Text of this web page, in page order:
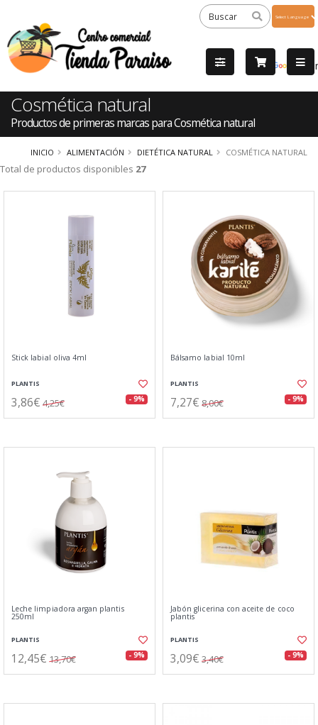
by
Cosmética natural
Productos de primeras marcas para Cosmética natural
INICIO ALIMENTACIÓN DIETÉTICA NATURAL COSMÉTICA NATURAL
Total de productos disponibles 27
Stick labial oliva 4ml
PLANTIS
3,86€ 4,25€ - 9%
Bálsamo labial 10ml
PLANTIS
7,27€ 8,00€ - 9%
Leche limpiadora argan plantis
250ml
PLANTIS
12,45€ 13,70€ - 9%
Jabón glicerina con aceite de coco
plantis
PLANTIS
3,09€ 3,40€ - 9%